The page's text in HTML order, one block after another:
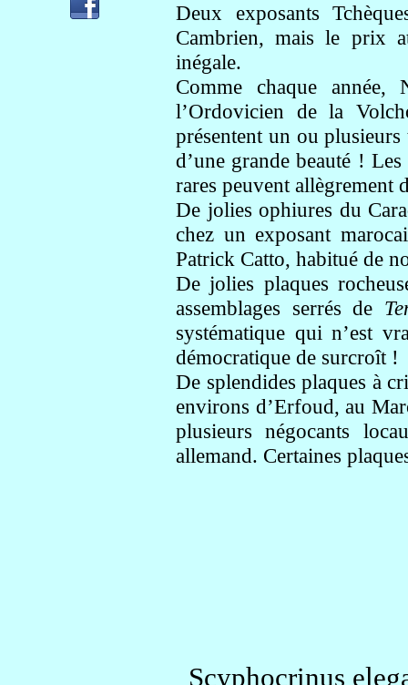
Deux exposants
Cambrien, mais le prix
inégale.
Comme chaque année,
l’Ordovicien de la
présentent un ou
d’une grande beauté !
rares peuvent allègrement
De jolies ophiures du
chez un exposant
Patrick Catto, habitué de
De jolies plaques
assemblages serrés de
systématique qui n’est
démocratique de surcroît !
De splendides plaques à
environs d’Erfoud, au
plusieurs négocants
allemand. Certaines
Scyphocrinus